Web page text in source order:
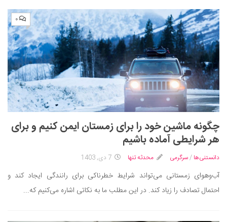
عکاسی و هنرهای تجسمی
کتاب و کتاب‌خوانی
تاریخ
معماری
علمی
فناوری‌ها
نجوم و هوا فضا
زمین و محیط زیست
خودرو
دانستنی‌ها
۰
چگونه ماشین خود را برای زمستان ایمن کنیم و برای
هر شرایطی آماده باشیم
دانستنی‌ها /سرگرمی محدثه تنها 7 دی, 1403
آب‌وهوای زمستانی می‌تواند شرایط خطرناکی برای رانندگی ایجاد کند و
احتمال تصادف را زیاد کند. در این مطلب ما به نکاتی اشاره می‌کنیم که...